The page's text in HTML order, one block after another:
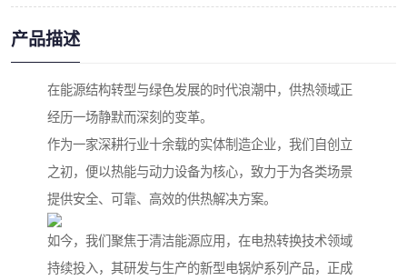
产品描述
在能源结构转型与绿色发展的时代浪潮中，供热领域正
经历一场静默而深刻的变革。
作为一家深耕行业十余载的实体制造企业，我们自创立
之初，便以热能与动力设备为核心，致力于为各类场景
提供安全、可靠、高效的供热解决方案。
如今，我们聚焦于清洁能源应用，在电热转换技术领域
持续投入，其研发与生产的新型电锅炉系列产品，正成